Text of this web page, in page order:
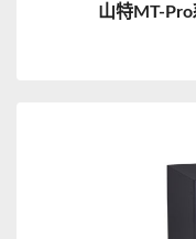
山特MT-Pro